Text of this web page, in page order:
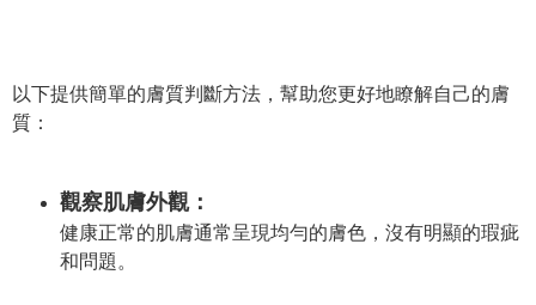
以下提供簡單的膚質判斷方法，幫助您更好地瞭解自己的膚
質：
觀察肌膚外觀：
健康正常的肌膚通常呈現均勻的膚色，沒有明顯的瑕疵
和問題。